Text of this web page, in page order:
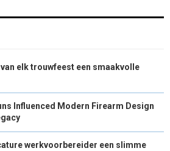
elk trouwfeest een smaakvolle
Influenced Modern Firearm Design
werkvoorbereider een slimme